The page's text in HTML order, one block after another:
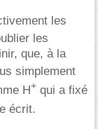
les
les
que, à la
simplement
H+ qui a fixé
écrit.